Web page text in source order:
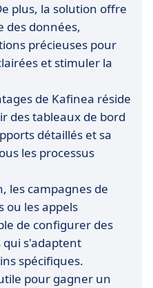
plus, la solution offre
des données,
précieuses pour
et stimuler la
de Kafinea réside
des tableaux de bord
détaillés et sa
les processus
les campagnes de
ou les appels
de configurer des
s'adaptent
spécifiques.
pour gagner un